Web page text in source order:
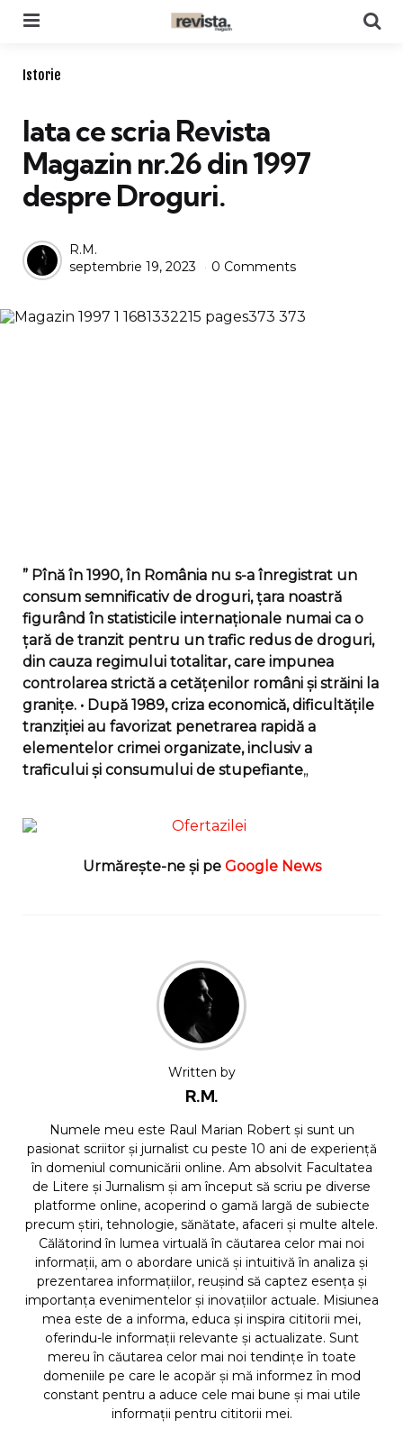
Categories
Istorie
Iata ce scria Revista
Magazin nr.26 din 1997
despre Droguri.
Posted
by
R.M.
septembrie 19, 2023
0 Comments
” Pînă în 1990, în România nu s-a înregistrat un
consum semnificativ de droguri, țara noastră
figurând în statisticile internaționale numai ca o
țară de tranzit pentru un trafic redus de droguri,
din cauza regimului totalitar, care impunea
controlarea strictă a cetățenilor români și străini la
granițe. • După 1989, criza economică, dificultățile
tranziției au favorizat penetrarea rapidă a
elementelor crimei organizate, inclusiv a
traficului și consumului de stupefiante„
Urmărește-ne și pe Google News
Written by
R.M.
Numele meu este Raul Marian Robert și sunt un
pasionat scriitor și jurnalist cu peste 10 ani de experiență
în domeniul comunicării online. Am absolvit Facultatea
de Litere și Jurnalism și am început să scriu pe diverse
platforme online, acoperind o gamă largă de subiecte
precum știri, tehnologie, sănătate, afaceri și multe altele.
Călătorind în lumea virtuală în căutarea celor mai noi
informații, am o abordare unică și intuitivă în analiza și
prezentarea informațiilor, reușind să captez esența și
importanța evenimentelor și inovațiilor actuale. Misiunea
mea este de a informa, educa și inspira cititorii mei,
oferindu-le informații relevante și actualizate. Sunt
mereu în căutarea celor mai noi tendințe în toate
domeniile pe care le acopăr și mă informez în mod
constant pentru a aduce cele mai bune și mai utile
informații pentru cititorii mei.